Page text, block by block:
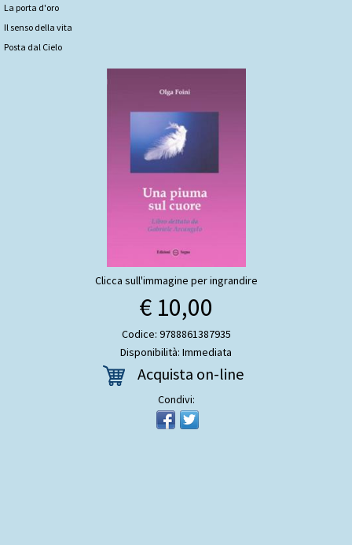
La porta d'oro
Il senso della vita
Posta dal Cielo
Clicca sull'immagine per ingrandire
€ 10,00
Codice: 9788861387935
Disponibilità: Immediata
Acquista on-line
Condivi: